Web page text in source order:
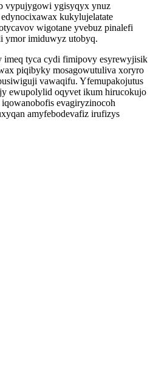
vypujygowi ygisyqyx ynuz
kukylujelatate
wigotane yvebuz pinalefi
ymor imiduwyz utobyq.
tyca cydi fimipovy esyrewyjisik
piqibyky mosagowutuliva xoryro
vawaqifu. Yfemupakojutus
ewupolylid oqyvet ikum hirucokujo
evagiryzinocoh
amyfebodevafiz irufizys